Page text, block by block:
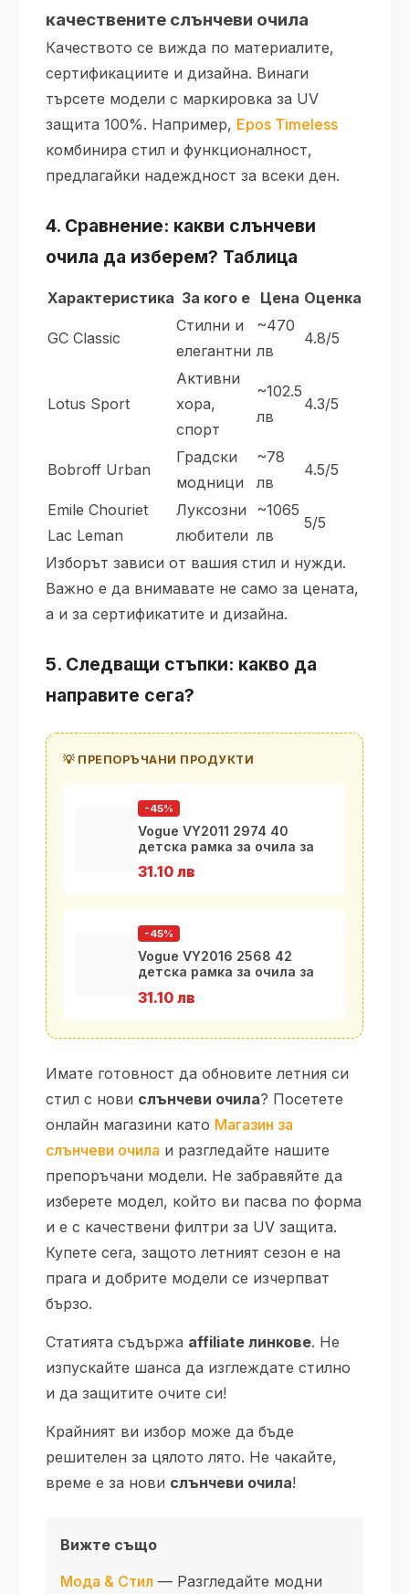
качествените слънчеви очила
Качеството се вижда по материалите,
сертификациите и дизайна. Винаги
търсете модели с маркировка за UV
защита 100%. Например, Epos Timeless
комбинира стил и функционалност,
предлагайки надеждност за всеки ден.
4. Сравнение: какви слънчеви
очила да изберем? Таблица
Характеристика За кого е Цена Оценка
GC Classic
Стилни и
елегантни
~470
лв
4.8/5
Lotus Sport
Активни
хора,
спорт
~102.5
лв
4.3/5
Bobroff Urban
Градски
модници
~78
лв
4.5/5
Emile Chouriet
Lac Leman
Луксозни
любители
~1065
лв
5/5
Изборът зависи от вашия стил и нужди.
Важно е да внимавате не само за цената,
а и за сертификатите и дизайна.
5. Следващи стъпки: какво да
направите сега?
💡 ПРЕПОРЪЧАНИ ПРОДУКТИ
-45%
Vogue VY2011 2974 40
детска рамка за очила за
31.10 лв
-45%
Vogue VY2016 2568 42
детска рамка за очила за
31.10 лв
Имате готовност да обновите летния си
стил с нови слънчеви очила? Посетете
онлайн магазини като Магазин за
слънчеви очила и разгледайте нашите
препоръчани модели. Не забравяйте да
изберете модел, който ви пасва по форма
и е с качествени филтри за UV защита.
Купете сега, защото летният сезон е на
прага и добрите модели се изчерпват
бързо.
Статията съдържа affiliate линкове. Не
изпускайте шанса да изглеждате стилно
и да защитите очите си!
Крайният ви избор може да бъде
решителен за цялото лято. Не чакайте,
време е за нови слънчеви очила!
Вижте също
Мода & Стил — Разгледайте модни